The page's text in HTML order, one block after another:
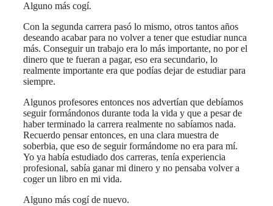
Alguno más cogí.
Con la segunda carrera pasó lo mismo, otros tantos años
deseando acabar para no volver a tener que estudiar nunca
más. Conseguir un trabajo era lo más importante, no por el
dinero que te fueran a pagar, eso era secundario, lo
realmente importante era que podías dejar de estudiar para
siempre.
Algunos profesores entonces nos advertían que debíamos
seguir formándonos durante toda la vida y que a pesar de
haber terminado la carrera realmente no sabíamos nada.
Recuerdo pensar entonces, en una clara muestra de
soberbia, que eso de seguir formándome no era para mí.
Yo ya había estudiado dos carreras, tenía experiencia
profesional, sabía ganar mi dinero y no pensaba volver a
coger un libro en mi vida.
Alguno más cogí de nuevo.